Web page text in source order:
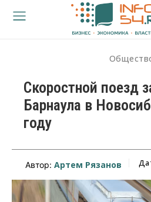
Скоростной поезд
Барнаула в
году
Автор: Артем Рязанов